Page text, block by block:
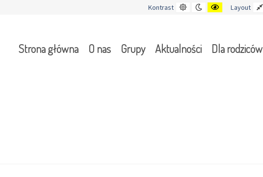
Kontrast Kontrast
domyślny
Tryb
nocny
Kontrast
żółto-
Layout
Strona główna O nas Grupy Aktualności Dla rodziców